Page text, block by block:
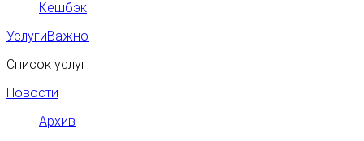
Кешбэк
УслугиВажно
Список услуг
Новости
Архив